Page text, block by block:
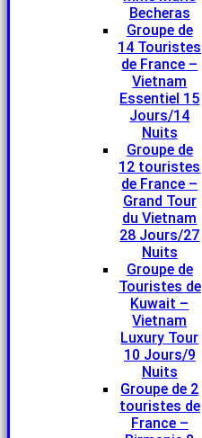
Becheras
Groupe de
14 Touristes
de France –
Vietnam
Essentiel 15
Jours/14
Nuits
Groupe de
12 touristes
de France –
Grand Tour
du Vietnam
28 Jours/27
Nuits
Groupe de
Touristes de
Kuwait –
Vietnam
Luxury Tour
10 Jours/9
Nuits
Groupe de 2
touristes de
France –